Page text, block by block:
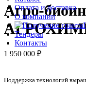
Оплата и доставка
О компании
Тендеры
Контакты
Агро-
1 950 000 ₽
Поддержка технологий